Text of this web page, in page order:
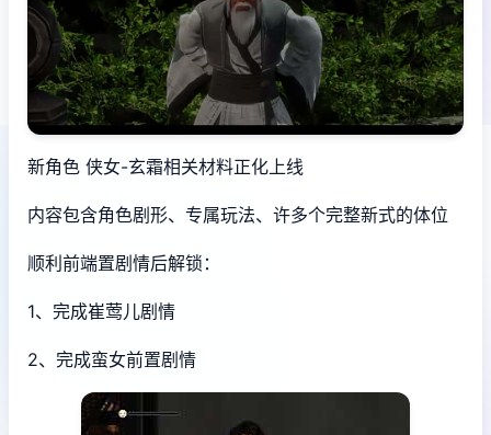
新角色 侠女-玄霜相关材料正化上线
内容包含角色剧形、专属玩法、许多个完整新式的体位
顺利前端置剧情后解锁：
1、完成崔莺儿剧情
2、完成蛮女前置剧情